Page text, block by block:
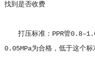
找到是否收费
打压标准：PPR管
0.05MPa为合格，低于这个标